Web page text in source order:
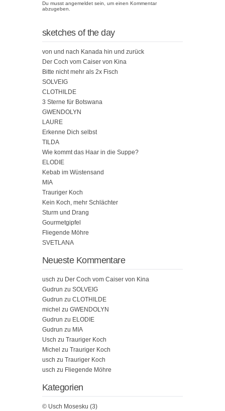
Du musst angemeldet sein, um einen Kommentar
abzugeben.
sketches of the day
von und nach Kanada hin und zurück
Der Coch vom Caiser von Kina
Bitte nicht mehr als 2x Fisch
SOLVEIG
CLOTHILDE
3 Sterne für Botswana
GWENDOLYN
LAURE
Erkenne Dich selbst
TILDA
Wie kommt das Haar in die Suppe?
ELODIE
Kebab im Wüstensand
MIA
Trauriger Koch
Kein Koch, mehr Schlächter
Sturm und Drang
Gourmetgipfel
Fliegende Möhre
SVETLANA
Neueste Kommentare
usch zu Der Coch vom Caiser von Kina
Gudrun zu SOLVEIG
Gudrun zu CLOTHILDE
michel zu GWENDOLYN
Gudrun zu ELODIE
Gudrun zu MIA
Usch zu Trauriger Koch
Michel zu Trauriger Koch
usch zu Trauriger Koch
usch zu Fliegende Möhre
Kategorien
© Usch Mosesku (3)